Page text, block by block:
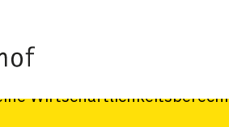
und -männer haben das
nicht die finanzielle
sind. Wer wissen